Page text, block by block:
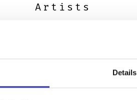
Details
Artists